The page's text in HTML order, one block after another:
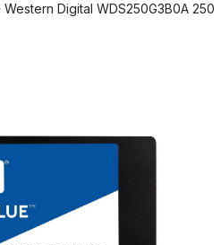
Digital WDS250G3B0A 250